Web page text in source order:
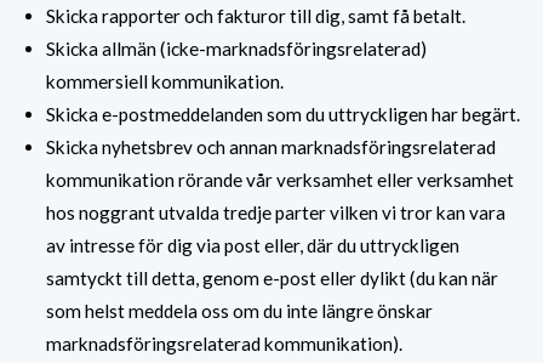
Skicka rapporter och fakturor till dig, samt få betalt.
Skicka allmän (icke-marknadsföringsrelaterad)
kommersiell kommunikation.
Skicka e-postmeddelanden som du uttryckligen har begärt.
Skicka nyhetsbrev och annan marknadsföringsrelaterad
kommunikation rörande vår verksamhet eller verksamhet
hos noggrant utvalda tredje parter vilken vi tror kan vara
av intresse för dig via post eller, där du uttryckligen
samtyckt till detta, genom e-post eller dylikt (du kan när
som helst meddela oss om du inte längre önskar
marknadsföringsrelaterad kommunikation).